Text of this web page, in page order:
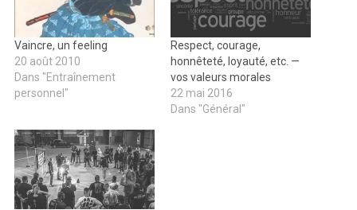
Vaincre, un feeling
20 août 2010
Dans "Entraînement
personnel"
Respect, courage,
honnêteté, loyauté, etc. —
vos valeurs morales
22 mai 2016
Dans "Général"